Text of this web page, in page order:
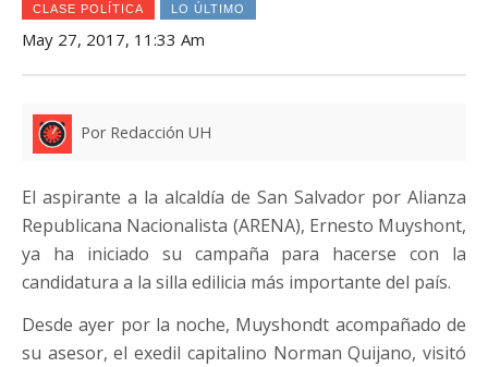
CLASE POLÍTICA LO ÚLTIMO
May 27, 2017, 11:33 Am
Por Redacción UH
El aspirante a la alcaldía de San Salvador por Alianza
Republicana Nacionalista (ARENA), Ernesto Muyshont,
ya ha iniciado su campaña para hacerse con la
candidatura a la silla edilicia más importante del país.
Desde ayer por la noche, Muyshondt acompañado de
su asesor, el exedil capitalino Norman Quijano, visitó